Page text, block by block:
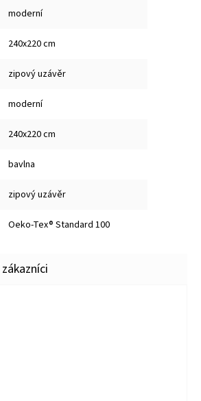
moderní
240x220 cm
zipový uzávěr
moderní
240x220 cm
bavlna
zipový uzávěr
Oeko-Tex® Standard 100